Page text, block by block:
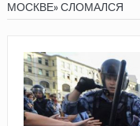
МОСКВЕ» СЛОМАЛСЯ